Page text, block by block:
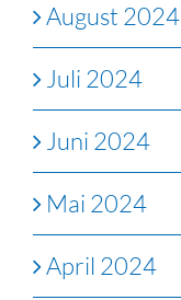
August 2024
Juli 2024
Juni 2024
Mai 2024
April 2024